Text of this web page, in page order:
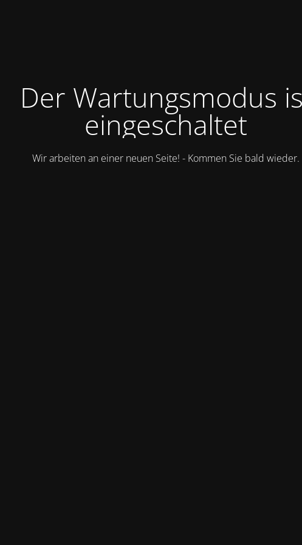
Der Wartungsmodus
eingeschaltet
Wir arbeiten an einer neuen Seite! - Kommen Sie bald wieder.